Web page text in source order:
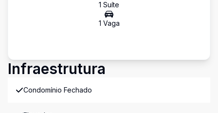
1 Suíte
1 Vaga
Infraestrutura
Condomínio Fechado